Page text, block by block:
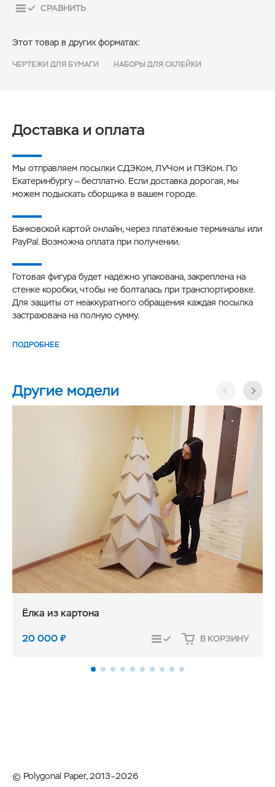
СРАВНИТЬ
Этот товар в других форматах:
ЧЕРТЕЖИ ДЛЯ БУМАГИ НАБОРЫ ДЛЯ СКЛЕЙКИ
Доставка и оплата
Мы отправляем посылки СДЭКом, ЛУЧом и ПЭКом. По
Екатеринбургу — бесплатно. Если доставка дорогая, мы
можем подыскать сборщика в вашем городе.
Банковской картой онлайн, через платёжные терминалы или
PayPal. Возможна оплата при получении.
Готовая фигура будет надёжно упакована, закреплена на
стенке коробки, чтобы не болталась при транспортировке.
Для защиты от неаккуратного обращения каждая посылка
застрахована на полную сумму.
ПОДРОБНЕЕ
Другие модели
Ёлка из картона
20 000₽ СРАВНИТЬ В КОРЗИНУ
© Polygonal Paper, 2013–2026